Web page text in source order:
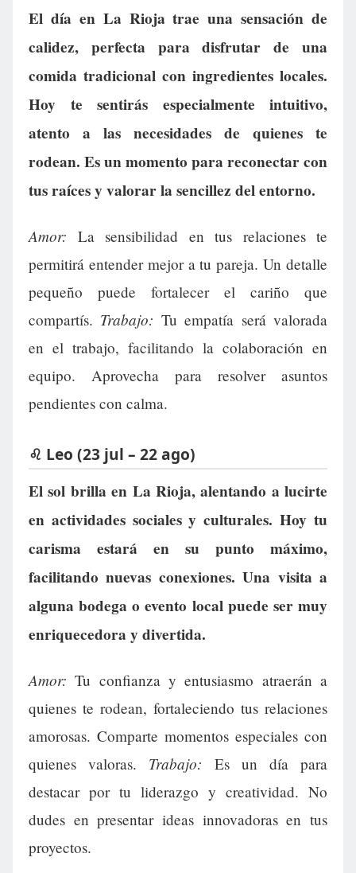
El día en La Rioja trae una sensación de
calidez, perfecta para disfrutar de una
comida tradicional con ingredientes locales.
Hoy te sentirás especialmente intuitivo,
atento a las necesidades de quienes te
rodean. Es un momento para reconectar con
tus raíces y valorar la sencillez del entorno.
Amor: La sensibilidad en tus relaciones te
permitirá entender mejor a tu pareja. Un detalle
pequeño puede fortalecer el cariño que
compartís. Trabajo: Tu empatía será valorada
en el trabajo, facilitando la colaboración en
equipo. Aprovecha para resolver asuntos
pendientes con calma.
♌ Leo (23 jul – 22 ago)
El sol brilla en La Rioja, alentando a lucirte
en actividades sociales y culturales. Hoy tu
carisma estará en su punto máximo,
facilitando nuevas conexiones. Una visita a
alguna bodega o evento local puede ser muy
enriquecedora y divertida.
Amor: Tu confianza y entusiasmo atraerán a
quienes te rodean, fortaleciendo tus relaciones
amorosas. Comparte momentos especiales con
quienes valoras. Trabajo: Es un día para
destacar por tu liderazgo y creatividad. No
dudes en presentar ideas innovadoras en tus
proyectos.